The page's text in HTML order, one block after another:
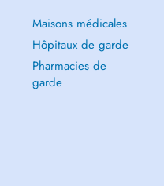
Maisons médicales
Hôpitaux de garde
Pharmacies de
garde